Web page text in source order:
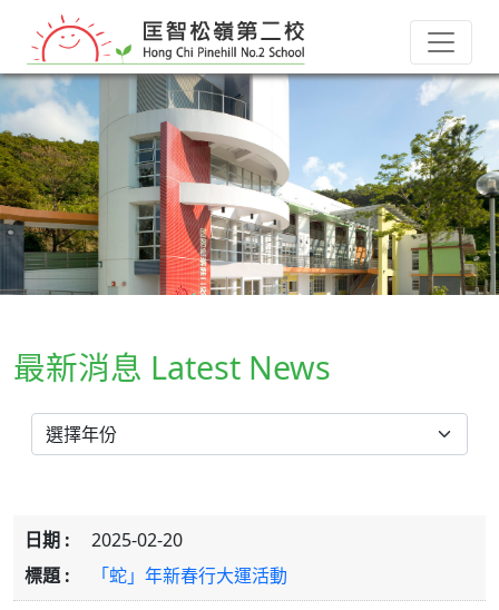
最新消息 Latest News
2025-02-20
「蛇」年新春行大運活動